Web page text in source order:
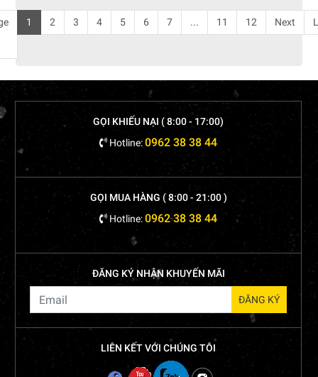
1 2 3 4 5 6 7 ... 11 12 Next
GỌI KHIẾU NẠI ( 8:00 - 17:00)
Hotline:0962 38 38 44
GỌI MUA HÀNG ( 8:00 - 21:00 )
Hotline:0962 38 38 44
ĐĂNG KÝ NHẬN KHUYẾN MÃI
LIÊN KẾT VỚI CHÚNG TÔI